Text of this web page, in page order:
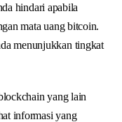
hindari apabila
mata uang bitcoin.
menunjukkan tingkat
yang lain
informasi yang